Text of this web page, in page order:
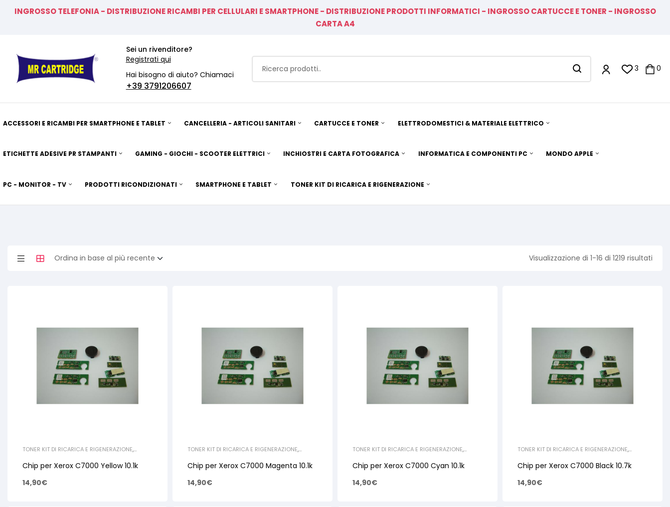
INGROSSO TELEFONIA - DISTRIBUZIONE RICAMBI PER CELLULARI E SMARTPHONE - DISTRIBUZIONE PRODOTTI INFORMATICI - INGROSSO CARTUCCE E TONER - INGROSSO
CARTA A4
Sei un rivenditore?
Registrati qui
Hai bisogno di aiuto? Chiamaci
+39 3791206607
3 0
ACCESSORI E RICAMBI PER SMARTPHONE E TABLET CANCELLERIA - ARTICOLI SANITARI CARTUCCE E TONER ELETTRODOMESTICI & MATERIALE ELETTRICO
ETICHETTE ADESIVE PR STAMPANTI GAMING - GIOCHI - SCOOTER ELETTRICI INCHIOSTRI E CARTA FOTOGRAFICA INFORMATICA E COMPONENTI PC MONDO APPLE
PC - MONITOR - TV PRODOTTI RICONDIZIONATI SMARTPHONE E TABLET TONER KIT DI RICARICA E RIGENERAZIONE
Visualizzazione di 1-16 di 1219 risultati
TONER KIT DI RICARICA E RIGENERAZIONE,
Chip per Xerox C7000 Yellow 10.1k
14,90€
TONER KIT DI RICARICA E RIGENERAZIONE,
Chip per Xerox C7000 Magenta 10.1k
14,90€
TONER KIT DI RICARICA E RIGENERAZIONE,
Chip per Xerox C7000 Cyan 10.1k
14,90€
TONER KIT DI RICARICA E RIGENERAZIONE,
Chip per Xerox C7000 Black 10.7k
14,90€